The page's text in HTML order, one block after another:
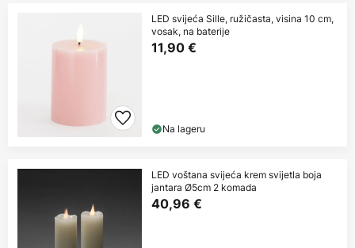
LED svijeća Sille, ružičasta, visina 10 cm,
vosak, na baterije
11,90 €
Na lageru
LED voštana svijeća krem svijetla boja
jantara Ø5cm 2 komada
40,96 €